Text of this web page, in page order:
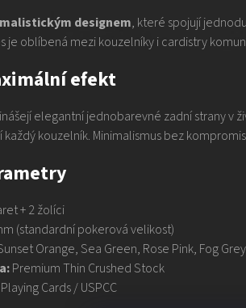
designem, které spojují
je oblíbená mezi kouzelníky i cardistry
efekt
elegantní jednobarevné zadní strany v
kouzelník. Minimalismus bez
+ 2 žolíci
(standardní pokerová velikost)
Orange, Sea Green, Rose Pink, Fog Grey
Premium Thin Crushed Stock
Cards / USPCC